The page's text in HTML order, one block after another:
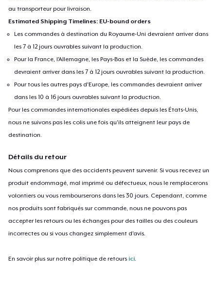
au transporteur pour livraison.
Estimated Shipping Timelines: EU-bound orders
Les commandes à destination du Royaume-Uni devraient arriver dans
les 7 à 12 jours ouvrables suivant la production.
Pour la France, l'Allemagne, les Pays-Bas et la Suède, les commandes
devraient arriver dans les 7 à 12 jours ouvrables suivant la production.
Pour tous les autres pays d'Europe, les commandes devraient arriver
dans les 10 à 16 jours ouvrables suivant la production.
Pour les commandes internationales expédiées depuis les États-Unis,
nous ne suivons pas les colis une fois qu'ils atteignent leur pays de
destination.
Détails du retour
Nous comprenons que des accidents peuvent survenir. Si vous recevez un
produit endommagé, mal imprimé ou défectueux, nous le remplacerons
volontiers ou vous rembourserons dans les 30 jours. Cependant, comme
nos produits sont fabriqués sur commande, nous ne pouvons pas
accepter les retours ou les échanges pour des tailles ou des couleurs
incorrectes ou si vous changez simplement d'avis.
En savoir plus sur notre politique de retours ici